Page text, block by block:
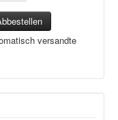
versandte